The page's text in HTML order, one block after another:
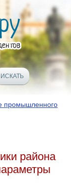
промышленного
района